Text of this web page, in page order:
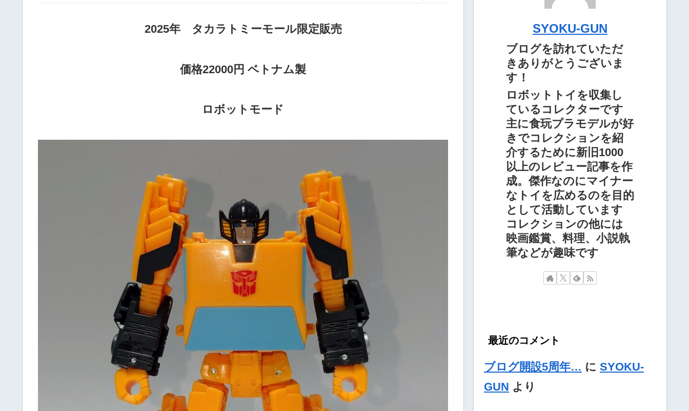
2025年 タカラトミーモール限定販売
価格22000円 ベトナム製
ロボット モード
SYOKU-GUN
ブログを訪れていただ
きありがとうございま
す！
ロボットトイを収集し
ているコレクターです
主に食玩プラモデルが好
きでコレクションを紹
介するために新旧1000
以上のレビュー記事を作
成。傑作なのにマイナー
なトイを広めるのを目的
として活動しています
コレクションの他には
映画鑑賞、料理、小説執
筆などが趣味です
最近のコメント
ブログ開設5周年… に SYOKU-
GUN より